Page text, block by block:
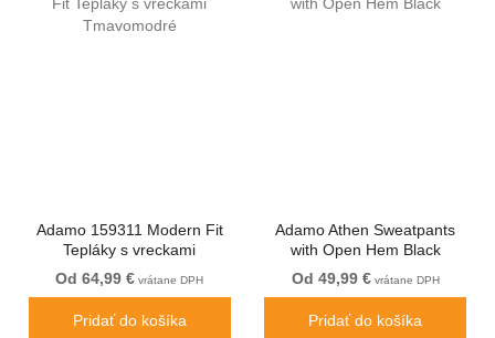
Adamo 159311 Modern Fit
Tepláky s vreckami
Tmavomodré
Od 64,99 € vrátane DPH
Pridať do košíka
Adamo Athen Sweatpants
with Open Hem Black
Od 49,99 €vrátane DPH
Pridať do košíka